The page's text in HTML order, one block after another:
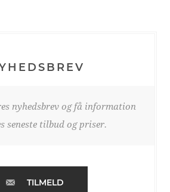
nyhedsbrev og få information
seneste tilbud og priser.
TILMELD